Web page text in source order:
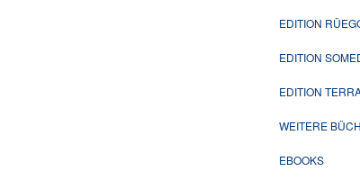
EDITION
EDITION
EDITION
WEITERE
EBOOKS